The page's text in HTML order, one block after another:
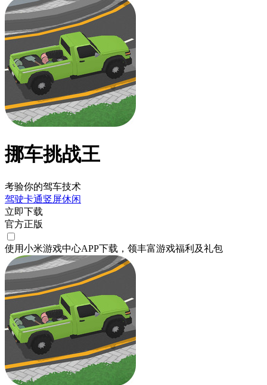
挪车挑战王
考验你的驾车技术
驾驶卡通竖屏休闲
立即下载
官方正版
使用小米游戏中心APP下载 ，领丰富游戏福利 及礼包